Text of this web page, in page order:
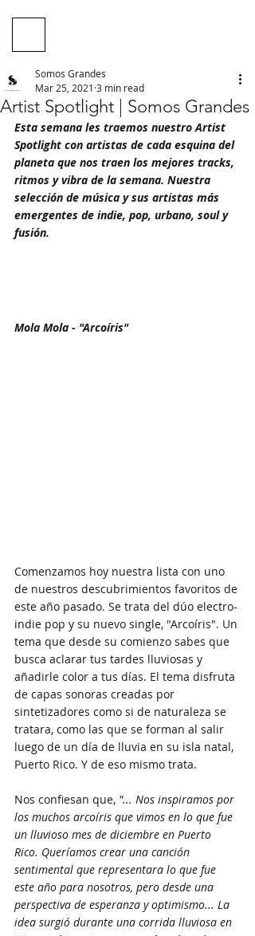
Artist Spotlight | Somos Grandes
Somos Grandes
Mar 25, 2021 3 min read
Esta semana les traemos nuestro Artist
Spotlight con artistas de cada esquina del
planeta que nos traen los mejores tracks,
ritmos y vibra de la semana. Nuestra
selección de música y sus artistas más
emergentes de indie, pop, urbano, soul y
fusión.
Mola Mola - "Arcoíris"
Comenzamos hoy nuestra lista con uno
de nuestros descubrimientos favoritos de
este año pasado. Se trata del dúo electro-
indie pop y su nuevo single, "Arcoíris". Un
tema que desde su comienzo sabes que
busca aclarar tus tardes lluviosas y
añadirle color a tus días. El tema disfruta
de capas sonoras creadas por
sintetizadores como si de naturaleza se
tratara, como las que se forman al salir
luego de un día de lluvia en su isla natal,
Puerto Rico. Y de eso mismo trata.
Nos confiesan que, "... Nos inspiramos por
los muchos arcoíris que vimos en lo que fue
un lluvioso mes de diciembre en Puerto
Rico. Queríamos crear una canción
sentimental que representara lo que fue
este año para nosotros, pero desde una
perspectiva de esperanza y optimismo... La
idea surgió durante una corrida lluviosa en